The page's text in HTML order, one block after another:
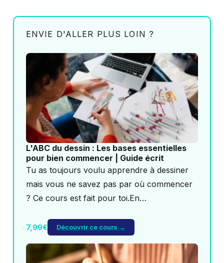
ENVIE D'ALLER PLUS LOIN ?
L'ABC du dessin : Les bases essentielles
pour bien commencer | Guide écrit
Tu as toujours voulu apprendre à dessiner
mais vous ne savez pas par où commencer
? Ce cours est fait pour toi.En…
7,99€ Découvrir ce cours →